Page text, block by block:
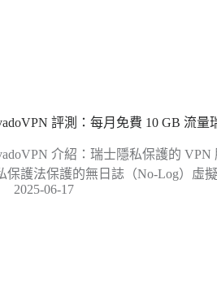
評測：每月免費 10 GB 流
介紹：瑞士隱私保護的
保護法保護的無日誌（No-Log）虛
2025-06-17